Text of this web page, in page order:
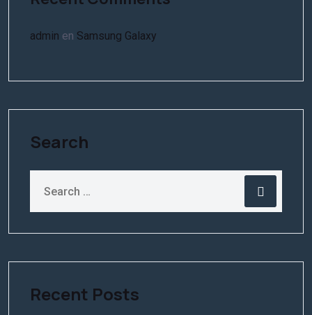
admin en Samsung Galaxy
Search
Recent Posts